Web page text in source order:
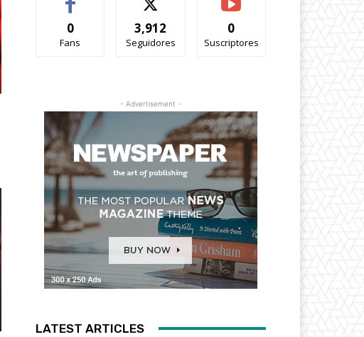
0
Fans
3,912
Seguidores
0
Suscriptores
- Advertisement -
LATEST ARTICLES